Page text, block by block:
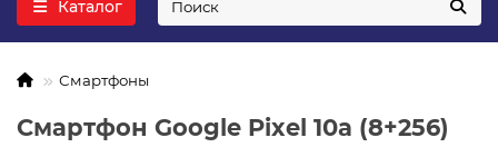
Каталог
Смартфоны
Смартфон Google Pixel 10a (8+256)